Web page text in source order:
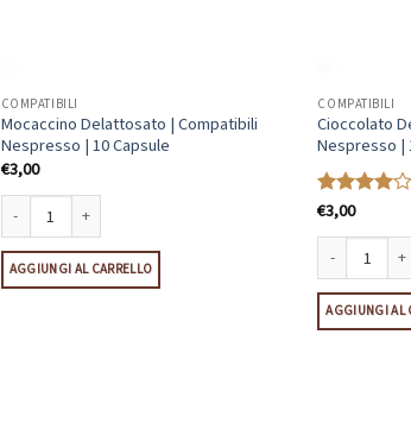
COMPATIBILI
Mocaccino Delattosato | Compatibili
Nespresso | 10 Capsule
€3,00
Mocaccino Delattosato | Compatibili Nespresso | 10 Capsule
AGGIUNGI AL CARRELLO
COMPATIBILI
Cioccolato
Nespresso |
Valutato
€3,00
Cioccolato
AGGIUNGI AL